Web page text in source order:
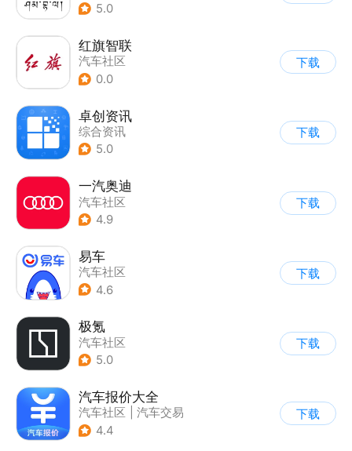
5.0
红旗智联
汽车社区
0.0
下载
卓创资讯
综合资讯
5.0
下载
一汽奥迪
汽车社区
4.9
下载
易车
汽车社区
4.6
下载
极氪
汽车社区
5.0
下载
汽车报价大全
汽车社区
汽车交易
4.4
下载